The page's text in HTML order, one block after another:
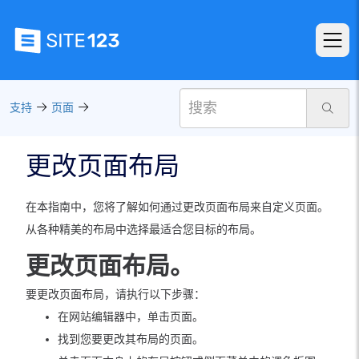
支持 页面
更改页面布局
在本指南中，您将了解如何通过更改页面布局来自定义页面。
从各种精美的布局中选择最适合您目标的布局。
更改页面布局。
要更改页面布局，请执行以下步骤：
在网站编辑器中，单击页面。
找到您要更改其布局的页面。